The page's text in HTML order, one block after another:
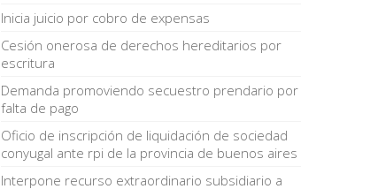
Inicia juicio por cobro de expensas
Cesión onerosa de derechos hereditarios por
escritura
Demanda promoviendo secuestro prendario por
falta de pago
Oficio de inscripción de liquidación de sociedad
conyugal ante rpi de la provincia de buenos aires
Interpone recurso extraordinario subsidiario a